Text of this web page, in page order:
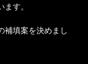
す。
補填案を決めまし